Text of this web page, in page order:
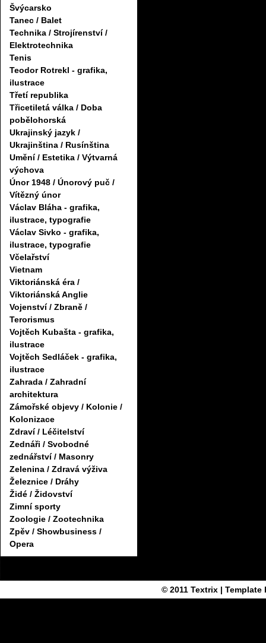
Švýcarsko
Tanec / Balet
Technika / Strojírenství /
Elektrotechnika
Tenis
Teodor Rotrekl - grafika,
ilustrace
Třetí republika
Třicetiletá válka / Doba
pobělohorská
Ukrajinský jazyk /
Ukrajinština / Rusínština
Umění / Estetika / Výtvarná
výchova
Únor 1948 / Únorový puč /
Vítězný únor
Václav Bláha - grafika,
ilustrace, typografie
Václav Sivko - grafika,
ilustrace, typografie
Včelařství
Vietnam
Viktoriánská éra /
Viktoriánská Anglie
Vojenství / Zbraně /
Terorismus
Vojtěch Kubašta - grafika,
ilustrace
Vojtěch Sedláček - grafika,
ilustrace
Zahrada / Zahradní
architektura
Zámořské objevy / Kolonie /
Kolonizace
Zdraví / Léčitelství
Zednáři / Svobodné
zednářství / Masonry
Zelenina / Zdravá výživa
Železnice / Dráhy
Židé / Židovství
Zimní sporty
Zoologie / Zootechnika
Zpěv / Showbusiness /
Opera
© 2011 Textrix| Template